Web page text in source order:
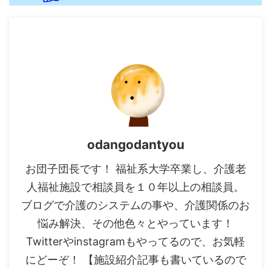
odangodantyou
お団子団長です！ 福祉系大学卒業し、介護老
人福祉施設で相談員を１０年以上の相談員。
ブログで介護のシステムの事や、介護関係のお
悩み解決、その他色々とやっています！
Twitterやinstagramもやってるので、お気軽
にどーぞ！ 【施設紹介記事も書いているので